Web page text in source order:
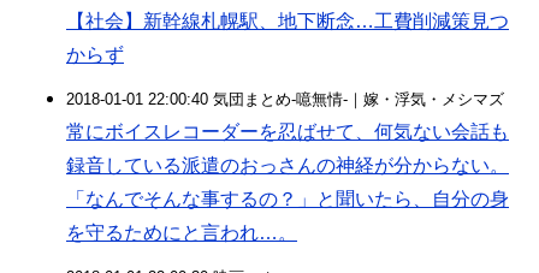
【社会】新幹線札幌駅、地下断念…工費削減策見つ
からず
2018-01-01 22:00:40 気団まとめ-噫無情-｜嫁・浮気・メシマズ
常にボイスレコーダーを忍ばせて、何気ない会話も
録音している派遣のおっさんの神経が分からない。
「なんでそんな事するの？」と聞いたら、自分の身
を守るためにと言われ…。